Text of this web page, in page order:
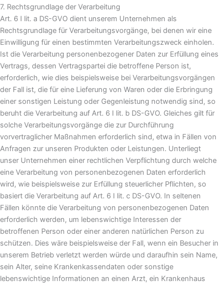
7. Rechtsgrundlage der Verarbeitung
Art. 6 I lit. a DS-GVO dient unserem Unternehmen als
Rechtsgrundlage für Verarbeitungsvorgänge, bei denen wir eine
Einwilligung für einen bestimmten Verarbeitungszweck einholen.
Ist die Verarbeitung personenbezogener Daten zur Erfüllung eines
Vertrags, dessen Vertragspartei die betroffene Person ist,
erforderlich, wie dies beispielsweise bei Verarbeitungsvorgängen
der Fall ist, die für eine Lieferung von Waren oder die Erbringung
einer sonstigen Leistung oder Gegenleistung notwendig sind, so
beruht die Verarbeitung auf Art. 6 I lit. b DS-GVO. Gleiches gilt für
solche Verarbeitungsvorgänge die zur Durchführung
vorvertraglicher Maßnahmen erforderlich sind, etwa in Fällen von
Anfragen zur unseren Produkten oder Leistungen. Unterliegt
unser Unternehmen einer rechtlichen Verpflichtung durch welche
eine Verarbeitung von personenbezogenen Daten erforderlich
wird, wie beispielsweise zur Erfüllung steuerlicher Pflichten, so
basiert die Verarbeitung auf Art. 6 I lit. c DS-GVO. In seltenen
Fällen könnte die Verarbeitung von personenbezogenen Daten
erforderlich werden, um lebenswichtige Interessen der
betroffenen Person oder einer anderen natürlichen Person zu
schützen. Dies wäre beispielsweise der Fall, wenn ein Besucher in
unserem Betrieb verletzt werden würde und daraufhin sein Name,
sein Alter, seine Krankenkassendaten oder sonstige
lebenswichtige Informationen an einen Arzt, ein Krankenhaus